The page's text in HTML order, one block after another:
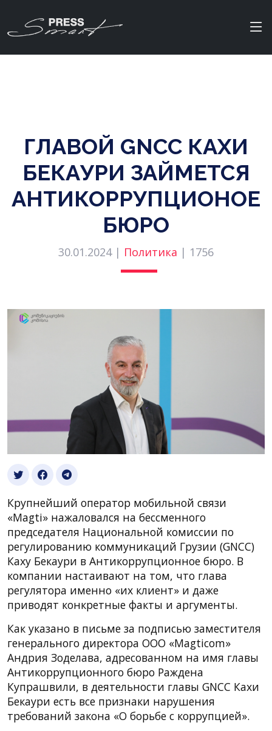
ГЛАВОЙ GNCC КАХИ
БЕКАУРИ ЗАЙМЕТСЯ
АНТИКОРРУПЦИОНОЕ
БЮРО
30.01.2024 | Политика | 1756
Крупнейший оператор мобильной связи
«Magti» нажаловался на бессменного
председателя Национальной комиссии по
регулированию коммуникаций Грузии (GNCC)
Каху Бекаури в Антикоррупционное бюро. В
компании настаивают на том, что глава
регулятора именно «их клиент» и даже
приводят конкретные факты и аргументы.
Как указано в письме за подписью заместителя
генерального директора ООО «Magticom»
Андрия Зоделава, адресованном на имя главы
Антикоррупционного бюро Раждена
Купрашвили, в деятельности главы GNCC Кахи
Бекаури есть все признаки нарушения
требований закона «О борьбе с коррупцией».